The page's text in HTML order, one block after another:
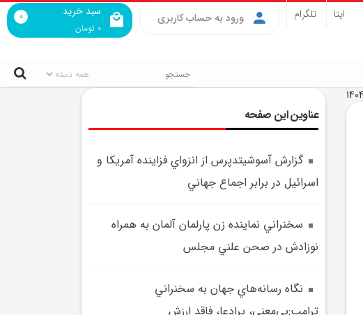
سبد خرید
0 تومان
0 ورود به حساب کاربری ایتا تلگرام
عناوین این صفحه
گزارش آسوشيتدپرس از انزواي فزاينده آمريکا و
اسرائيل در برابر اجماع جهاني
سخنراني نماينده زن پارلمان آلمان به همراه
نوزادش در صحن علني مجلس
نگاه رسانه‌هاي جهان به سخنراني
ترامپ:بي‌معني، پرادعا، فاقد ارزش‌